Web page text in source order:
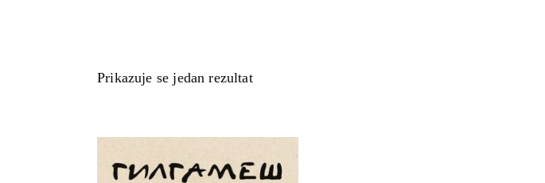
Prikazuje se jedan rezultat